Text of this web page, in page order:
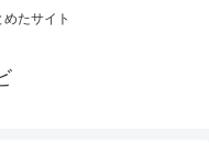
たサイト